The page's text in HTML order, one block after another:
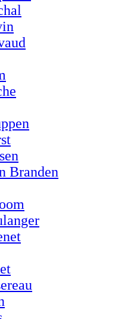
Branden